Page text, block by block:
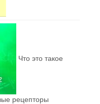
Что это такое
рецепторы